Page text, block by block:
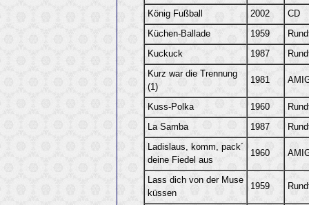
König Fußball 2002 CD
Küchen-Ballade 1959
Kuckuck 1987
Kurz war die Trennung
(1)
1981
Kuss-Polka 1960
La Samba 1987
Ladislaus, komm, pack´
deine Fiedel aus
1960
Lass dich von der Muse
küssen
1959